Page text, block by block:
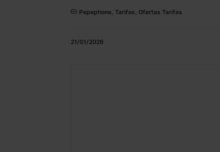
Pepephone, Tarifas, Ofertas Tarifas
21/01/2026